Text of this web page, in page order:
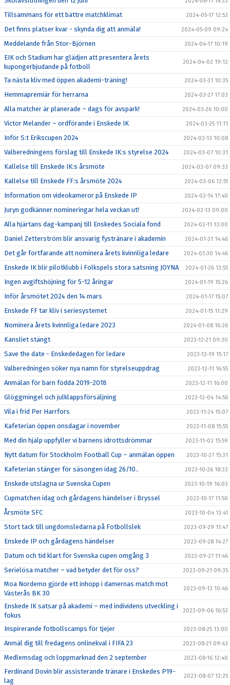
Tillsammans för ett bättre matchklimat 2024-05-17 12:53
Det finns platser kvar - skynda dig att anmäla! 2024-05-09 09:24
Meddelande från Stor-Björnen 2024-04-17 10:19
EIK och Stadium har glädjen att presentera årets
kupongerbjudande på fotboll
2024-04-02 19:12
Ta nästa kliv med öppen akademi-träning! 2024-03-31 10:35
Hemmapremiär för herrarna 2024-03-27 17:03
Alla matcher är planerade – dags för avspark! 2024-03-26 10:00
Victor Melander – ordförande i Enskede IK 2024-03-25 11:11
Inför S:t Erikscupen 2024 2024-03-13 10:08
Valberedningens förslag till Enskede IK:s styrelse 2024 2024-03-07 10:31
Kallelse till Enskede IK:s årsmöte 2024-03-07 09:33
Kallelse till Enskede FF:s årsmöte 2024 2024-03-06 12:51
Information om videokameror på Enskede IP 2024-02-14 17:40
Juryn godkänner nomineringar hela veckan ut! 2024-02-13 09:00
Alla hjärtans dag-kampanj till Enskedes Sociala fond 2024-02-11 13:00
Daniel Zetterström blir ansvarig fystränare i akademin 2024-01-31 14:46
Det går fortfarande att nominera årets kvinnliga ledare 2024-01-30 14:46
Enskede IK blir pilotklubb i Folkspels stora satsning JOYNA 2024-01-26 13:55
Ingen avgiftshöjning för 5-12 åringar 2024-01-19 15:26
Inför årsmötet 2024 den 14 mars 2024-01-17 15:07
Enskede FF tar kliv i seriesystemet 2024-01-15 11:29
Nominera årets kvinnliga ledare 2023 2024-01-08 16:26
Kansliet stängt 2023-12-21 09:30
Save the date - Enskededagen för ledare 2023-12-19 15:17
Valberedningen söker nya namn för styrelseuppdrag 2023-12-11 16:55
Anmälan för barn födda 2019-2018 2023-12-11 16:00
Glöggmingel och julklappsförsäljning 2023-12-04 14:56
Vila i frid Per Harrfors 2023-11-24 15:07
Kafeterian öppen onsdagar i november 2023-11-08 15:55
Med din hjälp uppfyller vi barnens idrottsdrömmar 2023-11-02 15:59
Nytt datum för Stockholm Football Cup – anmälan öppen 2023-10-27 15:31
Kafeterian stänger för säsongen idag 26/10.. 2023-10-26 18:33
Enskede utslagna ur Svenska Cupen 2023-10-19 16:03
Cupmatchen idag och gårdagens händelser i Bryssel 2023-10-17 11:50
Årsmöte SFC 2023-10-04 13:41
Stort tack till ungdomsledarna på Fotbollslek 2023-09-29 11:47
Enskede IP och gårdagens händelser 2023-09-28 14:27
Datum och tid klart för Svenska cupen omgång 3 2023-09-27 11:46
Serielösa matcher – vad betyder det för oss? 2023-09-21 09:35
Moa Nordemo gjorde ett inhopp i damernas match mot
Västerås BK 30
2023-09-13 10:46
Enskede IK satsar på akademi – med individens utveckling i
fokus
2023-09-06 16:53
Inspirerande fotbollscamps för tjejer 2023-08-25 13:00
Anmäl dig till fredagens onlinekval i FIFA 23 2023-08-21 09:43
Medlemsdag och loppmarknad den 2 september 2023-08-16 12:40
Ferdinand Dovin blir assisterande tränare i Enskedes P19-
lag
2023-08-07 12:25